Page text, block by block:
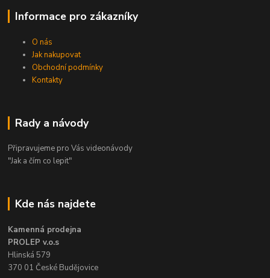
Informace pro zákazníky
O nás
Jak nakupovat
Obchodní podmínky
Kontakty
Rady a návody
Připravujeme pro Vás videonávody
"Jak a čím co lepit"
Kde nás najdete
Kamenná prodejna
PROLEP v.o.s
Hlinská 579
370 01 České Budějovice